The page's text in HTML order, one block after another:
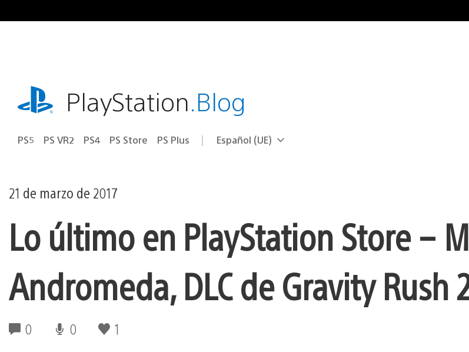
al
playstation.comPlayStation.Blog
PS5 PS VR2 PS4 PS Store PS Plus Selecciona
Región
Español (UE)
21 de marzo de 2017
Lo último en PlayStation Store –
Andromeda, DLC de Gravity Rush
0 0 1